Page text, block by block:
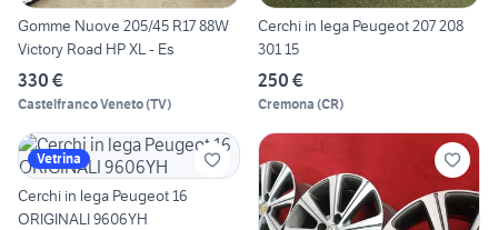
Gomme Nuove 205/45 R17 88W
Victory Road HP XL - Es
330 €
Castelfranco Veneto(TV)
Cerchi in lega Peugeot 207 208
301 15
250 €
Cremona (CR)
Vetrina
Cerchi in lega Peugeot 16
ORIGINALI 9606YH